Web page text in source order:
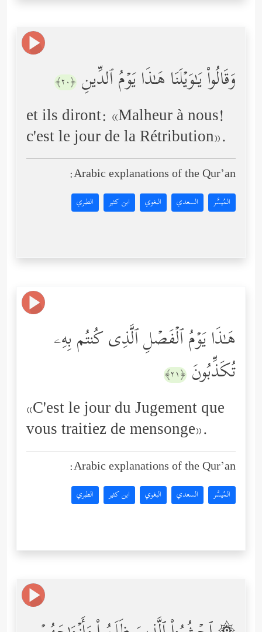
وَقَالُواْ یَـٰوَیۡلَنَا هَـٰذَا یَوۡمُ ٱلدِّینِ ﴿٢٠﴾
et ils diront: «Malheur à nous!
c'est le jour de la Rétribution».
Arabic explanations of the Qur’an:
المُيسَّر السعدي البغوي ابن كثير الطبري
هَـٰذَا یَوۡمُ ٱلۡفَصۡلِ ٱلَّذِی كُنتُم بِهِۦ
تُكَذِّبُونَ ﴿٢١﴾
«C'est le jour du Jugement que
vous traitiez de mensonge».
Arabic explanations of the Qur’an:
المُيسَّر السعدي البغوي ابن كثير الطبري